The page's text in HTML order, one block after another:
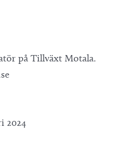
på Tillväxt Motala.
2024